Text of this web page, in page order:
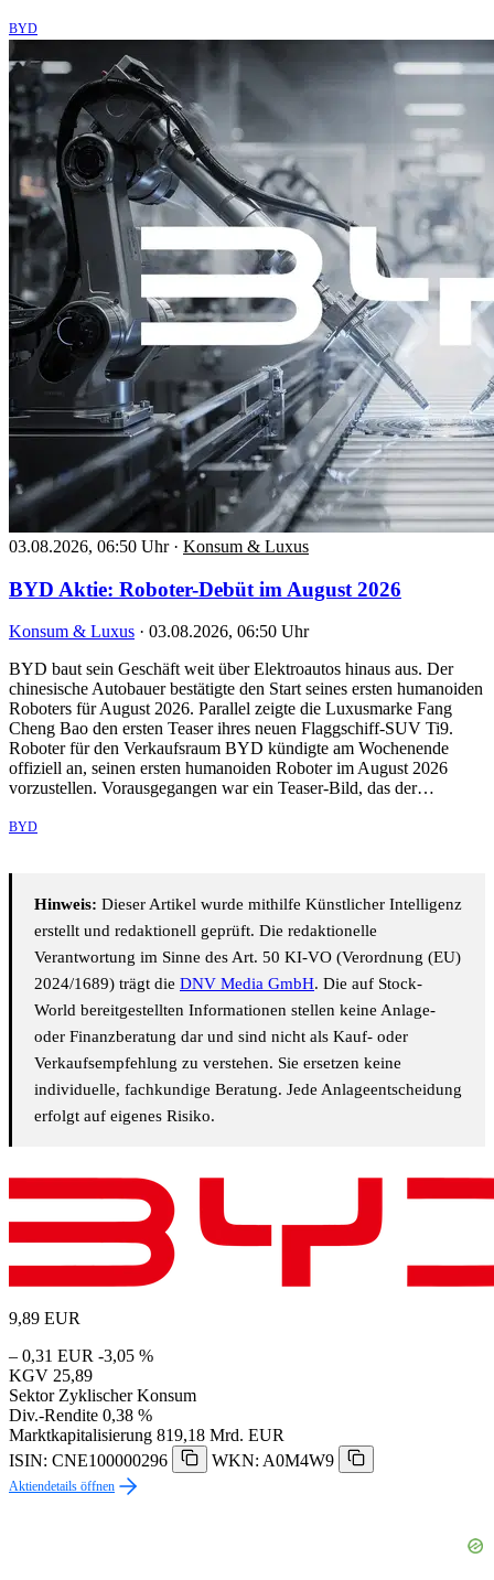
BYD
03.08.2026, 06:50 Uhr · Konsum & Luxus
BYD Aktie: Roboter-Debüt im August 2026
Konsum & Luxus · 03.08.2026, 06:50 Uhr
BYD baut sein Geschäft weit über Elektroautos hinaus aus. Der
chinesische Autobauer bestätigte den Start seines ersten humanoiden
Roboters für August 2026. Parallel zeigte die Luxusmarke Fang
Cheng Bao den ersten Teaser ihres neuen Flaggschiff-SUV Ti9.
Roboter für den Verkaufsraum BYD kündigte am Wochenende
offiziell an, seinen ersten humanoiden Roboter im August 2026
vorzustellen. Vorausgegangen war ein Teaser-Bild, das der…
BYD
Hinweis: Dieser Artikel wurde mithilfe Künstlicher Intelligenz
erstellt und redaktionell geprüft. Die redaktionelle
Verantwortung im Sinne des Art. 50 KI-VO (Verordnung (EU)
2024/1689) trägt die DNV Media GmbH. Die auf Stock-
World bereitgestellten Informationen stellen keine Anlage-
oder Finanzberatung dar und sind nicht als Kauf- oder
Verkaufsempfehlung zu verstehen. Sie ersetzen keine
individuelle, fachkundige Beratung. Jede Anlageentscheidung
erfolgt auf eigenes Risiko.
9,89 EUR
– 0,31 EUR -3,05 %
KGV 25,89
Sektor Zyklischer Konsum
Div.-Rendite 0,38 %
Marktkapitalisierung 819,18 Mrd. EUR
ISIN: CNE100000296
WKN: A0M4W9
Aktiendetails öffnen